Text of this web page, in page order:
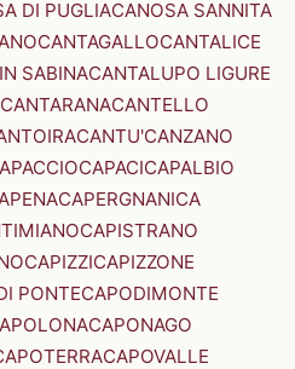
DI PUGLIACANOSA SANNITA
CANTAGALLOCANTALICE
SABINACANTALUPO LIGURE
CANTARANACANTELLO
CANTU'CANZANO
CAPACICAPALBIO
CAPERGNANICA
CAPISTRANO
CAPIZZICAPIZZONE
PONTECAPODIMONTE
CAPONAGO
CAPOVALLE